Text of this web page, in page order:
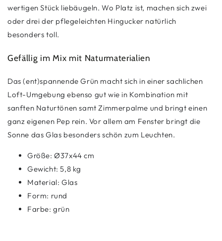
wertigen Stück liebäugeln. Wo Platz ist, machen sich zwei
oder drei der pflegeleichten Hingucker natürlich
besonders toll.
Gefällig im Mix mit Naturmaterialien
Das (ent)spannende Grün macht sich in einer sachlichen
Loft-Umgebung ebenso gut wie in Kombination mit
sanften Naturtönen samt Zimmerpalme und bringt einen
ganz eigenen Pep rein. Vor allem am Fenster bringt die
Sonne das Glas besonders schön zum Leuchten.
Größe: Ø37x44 cm
Gewicht: 5,8 kg
Material: Glas
Form: rund
Farbe: grün